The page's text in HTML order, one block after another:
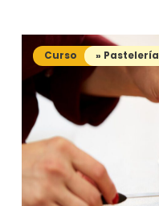
Curso » Pastelería